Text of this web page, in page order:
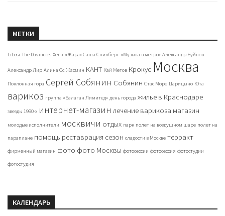
МЕТКИ
LiLosi The Davincies Xena «Жара» Саша Спилберг «Музыка в метро» Александр Буйнов
Александр Лир Алина Ос Жасмин КАНТ Кай Метов Крокус Москва
Поклонная гора Сергей Собянин Собянин Стас Море Царицыно Юта
варикоз группа «Балаган Лимитед» день города жилье в Краснодаре
звезды 1990-х интернет-магазин лечение варикоза магазин
молодые исполнители москвичи отдых парк полет на воздушном шаре полет на
параплане помощь реставрация сезон сладости в Москве терракт
фирменный магазин фото фото Москвы фотосессии фотосессия фотостудии
фотостудия
КАЛЕНДАРЬ